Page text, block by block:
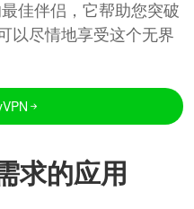
佳伴侣，它帮助您突破
以尽情地享受这个无界
求的应用